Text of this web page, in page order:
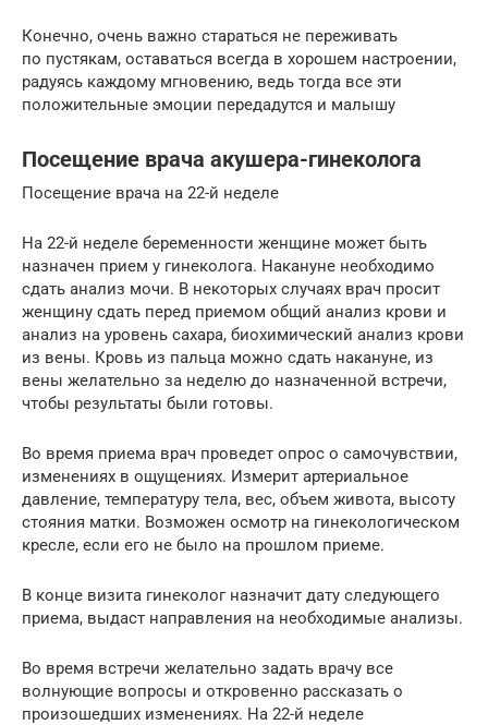
Конечно, очень важно стараться не переживать
по пустякам, оставаться всегда в хорошем настроении,
радуясь каждому мгновению, ведь тогда все эти
положительные эмоции передадутся и малышу
Посещение врача акушера-гинеколога
Посещение врача на 22-й неделе
На 22-й неделе беременности женщине может быть
назначен прием у гинеколога. Накануне необходимо
сдать анализ мочи. В некоторых случаях врач просит
женщину сдать перед приемом общий анализ крови и
анализ на уровень сахара, биохимический анализ крови
из вены. Кровь из пальца можно сдать накануне, из
вены желательно за неделю до назначенной встречи,
чтобы результаты были готовы.
Во время приема врач проведет опрос о самочувствии,
изменениях в ощущениях. Измерит артериальное
давление, температуру тела, вес, объем живота, высоту
стояния матки. Возможен осмотр на гинекологическом
кресле, если его не было на прошлом приеме.
В конце визита гинеколог назначит дату следующего
приема, выдаст направления на необходимые анализы.
Во время встречи желательно задать врачу все
волнующие вопросы и откровенно рассказать о
произошедших изменениях. На 22-й неделе